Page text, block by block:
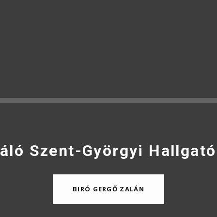
Szent-Györgyi
BIRÓ GERGŐ ZALÁN